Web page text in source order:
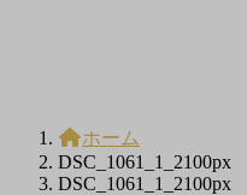
ホーム
DSC_1061_1_2100px
DSC_1061_1_2100px